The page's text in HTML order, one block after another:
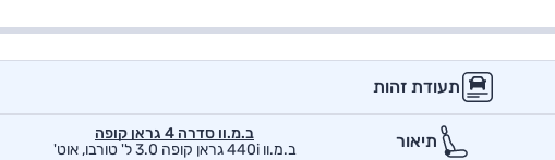
תעודת זהות
תיאור
ב.מ.וו סדרה 4 גראן קופה
ב.מ.וו 440i גראן קופה 3.0 ל' טורבו, אוט'